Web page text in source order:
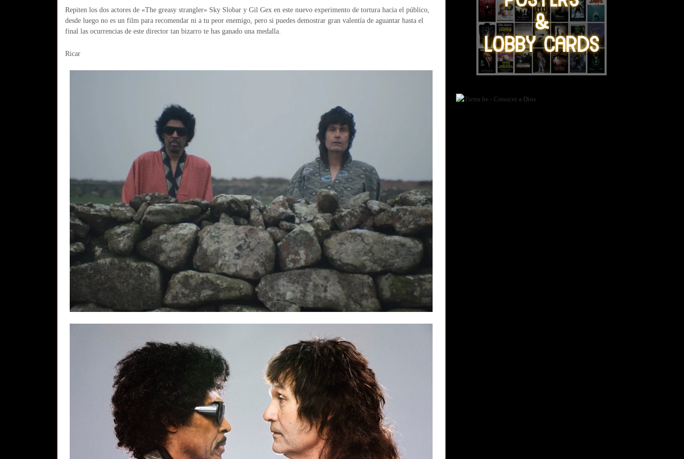
Repiten los dos actores de «The greasy strangler» Sky Slobar y Gil Gex en este nuevo experimento de tortura hacia el público,
desde luego no es un film para recomendar ni a tu peor enemigo, pero si puedes demostrar gran valentía de aguantar hasta el
final las ocurrencias de este director tan bizarro te has ganado una medalla.
Ricar